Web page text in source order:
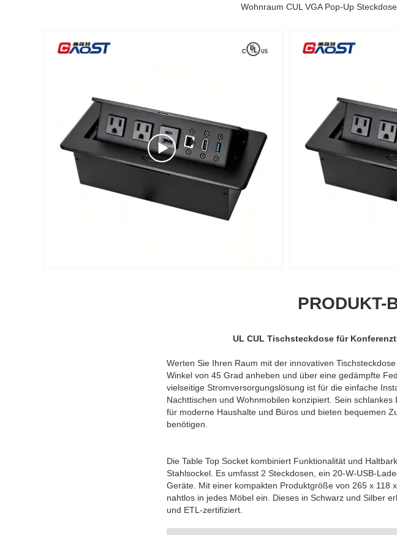
Wohnraum CUL VGA Pop-Up
PRODUKT-
UL CUL Tischsteckdose für
Werten Sie Ihren Raum mit der innovativen
Winkel von 45 Grad anheben und über eine gedämpfte
vielseitige Stromversorgungslösung ist für die einfache
Nachttischen und Wohnmobilen konzipiert. Sein
für moderne Haushalte und Büros und bieten bequemen
benötigen.
Die Table Top Socket kombiniert Funktionalität und
Stahlsockel. Es umfasst 2 Steckdosen, ein 20-W-USB-
Geräte. Mit einer kompakten Produktgröße von 265 x 118
nahtlos in jedes Möbel ein. Dieses in Schwarz und Silber
und ETL-zertifiziert.